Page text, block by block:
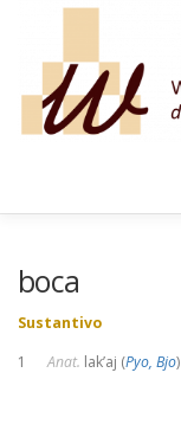
Saltar al contenido
boca
Sustantivo
1Anat. lak’aj (Pyo, Bjo)